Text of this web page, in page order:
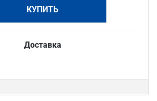
КУПИТЬ
Доставка